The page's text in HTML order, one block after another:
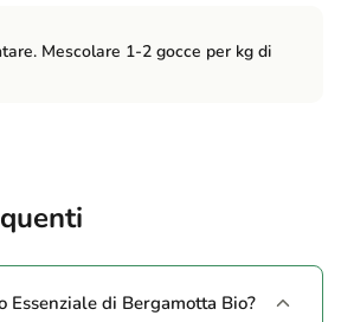
Mescolare 1-2 gocce per kg di
Tenere fuori dalla portata dei
Tenere bene chiuso, in luogo fresco,
Essenziale di Bergamotta Bio?